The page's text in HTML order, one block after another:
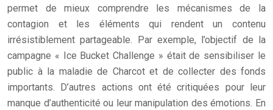
permet de mieux comprendre les mécanismes de la
contagion et les éléments qui rendent un contenu
irrésistiblement partageable. Par exemple, l’objectif de la
campagne « Ice Bucket Challenge » était de sensibiliser le
public à la maladie de Charcot et de collecter des fonds
importants. D’autres actions ont été critiquées pour leur
manque d’authenticité ou leur manipulation des émotions. En